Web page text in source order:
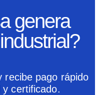
genera
recibe pago rápido
certificado.